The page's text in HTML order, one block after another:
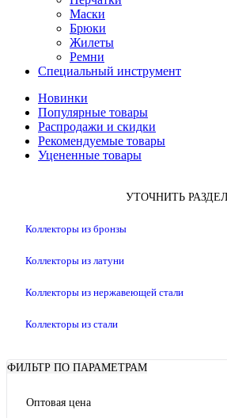
Маски
Брюки
Жилеты
Ремни
Специальный инструмент
Новинки
Популярные товары
Распродажи и скидки
Рекомендуемые товары
Уцененные товары
УТОЧНИТЬ РАЗДЕЛ
Коллекторы из бронзы
Коллекторы из латуни
Коллекторы из нержавеющей стали
Коллекторы из стали
ФИЛЬТР ПО ПАРАМЕТРАМ
Оптовая цена